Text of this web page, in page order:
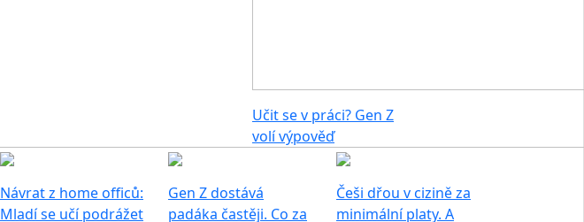
Učit se v práci? Gen Z
volí výpověď
Návrat z home officů:
Mladí se učí podrážet
Gen Z dostává
padáka častěji. Co za
Češi dřou v cizině za
minimální platy. A